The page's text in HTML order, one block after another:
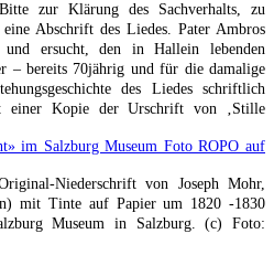
zur Klärung des Sachverhalts, zu
Abschrift des Liedes. Pater Ambros
ersucht, den in Hallein lebenden
– bereits 70jährig und für die damalige
des Liedes schriftlich
einer Kopie der Urschrift von ‚Stille
Niederschrift von Joseph Mohr,
mit Tinte auf Papier um 1820 -1830
Museum in Salzburg. (c) Foto: